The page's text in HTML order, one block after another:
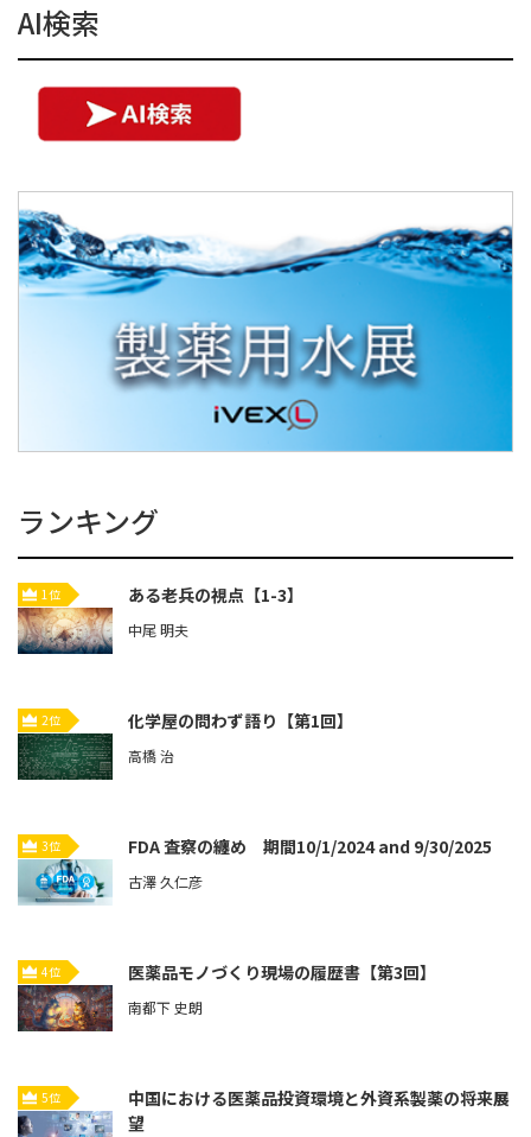
AI検索
ランキング
1位 ある老兵の視点【1-3】
中尾 明夫
2位 化学屋の問わず語り【第1回】
高橋 治
3位 FDA 査察の纏め 期間10/1/2024 and 9/30/2025
古澤 久仁彦
4位 医薬品モノづくり現場の履歴書【第3回】
南都下 史朗
5位
中国における医薬品投資環境と外資系製薬の将来展
望